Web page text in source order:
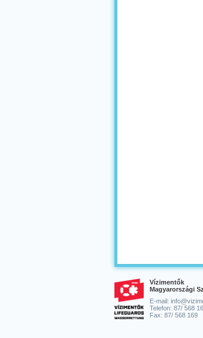
Vízimentők
Magyarországi
E-mail:
Telefon: 87/ 568
Fax: 87/ 568 169